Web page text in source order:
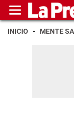
INICIO MENTE